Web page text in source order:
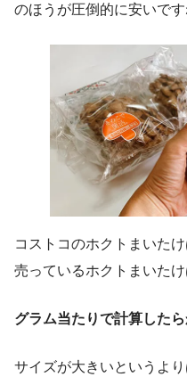
のほうが圧倒的に安いです
コストコのホクトまいた
売っているホクトまいたけ
グラム当たりで計算した
サイズが大きいというより